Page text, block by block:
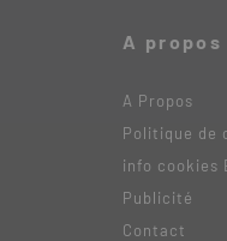
A propos
A Propos
Politique de
info cookies
Publicité
Contact